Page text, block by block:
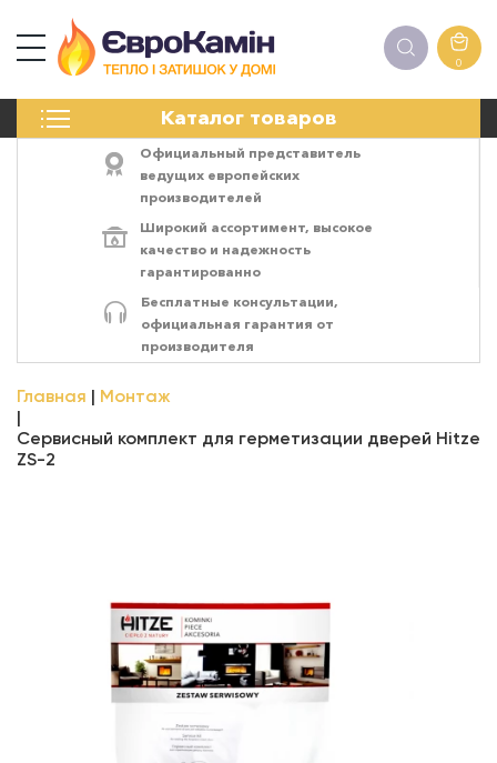
0
Каталог товаров
ПЕЧИ
ЭЛЕКТРОКАМИН
АКСЕССУАРЫ
ЭНЕРГОСИСТЕМЫ
Официальный представитель
ведущих европейских
производителей
Широкий ассортимент, высокое
качество и надежность
гарантированно
Бесплатные консультации,
официальная гарантия от
производителя
Главная Монтаж
Сервисный комплект для герметизации дверей Hitze
ZS-2